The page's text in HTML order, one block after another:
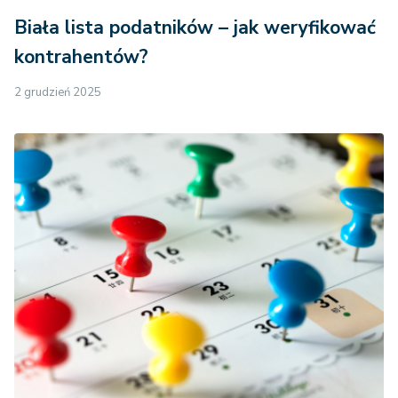
Biała lista podatników – jak weryfikować
kontrahentów?
2 grudzień 2025